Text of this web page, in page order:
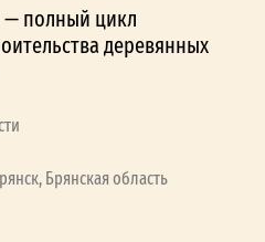
полный цикл
деревянных
Брянская область